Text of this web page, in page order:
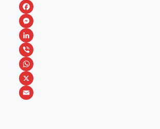
F
a
c
e
b
o
M
e
s
s
e
L
i
n
k
V
i
b
W
h
X